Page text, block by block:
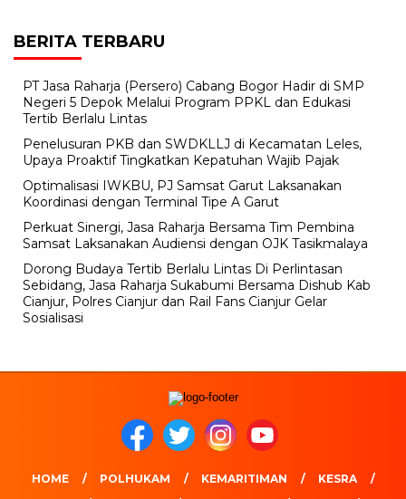
BERITA TERBARU
PT Jasa Raharja (Persero) Cabang Bogor Hadir di SMP
Negeri 5 Depok Melalui Program PPKL dan Edukasi
Tertib Berlalu Lintas
Penelusuran PKB dan SWDKLLJ di Kecamatan Leles,
Upaya Proaktif Tingkatkan Kepatuhan Wajib Pajak
Optimalisasi IWKBU, PJ Samsat Garut Laksanakan
Koordinasi dengan Terminal Tipe A Garut
Perkuat Sinergi, Jasa Raharja Bersama Tim Pembina
Samsat Laksanakan Audiensi dengan OJK Tasikmalaya
Dorong Budaya Tertib Berlalu Lintas Di Perlintasan
Sebidang, Jasa Raharja Sukabumi Bersama Dishub Kab
Cianjur, Polres Cianjur dan Rail Fans Cianjur Gelar
Sosialisasi
HOME POLHUKAM KEMARITIMAN
KESRA